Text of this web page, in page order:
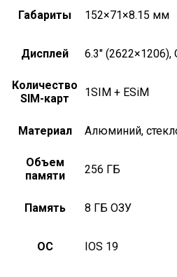
Габариты 152×71×8.15 мм
Дисплей 6.3″
Количество
SIM-карт
1SIM + ESiM
Материал алюминий,
Объем
памяти
256 ГБ
Память 8 ГБ ОЗУ
ОС iOS 19